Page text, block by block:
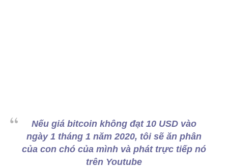
Nếu giá bitcoin không đạt 10 USD vào
ngày 1 tháng 1 năm 2020, tôi sẽ ăn phân
của con chó của mình và phát trực tiếp nó
trên Youtube